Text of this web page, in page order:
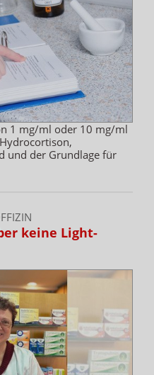
1 mg/ml oder 10 mg/ml
und der Grundlage für
keine Light-